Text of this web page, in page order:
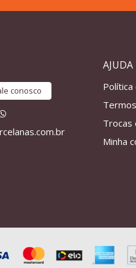
conosco
AJUDA
Trocas
Minha